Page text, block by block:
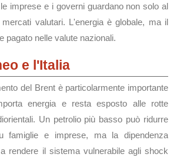
imprese e i governi guardano non solo al
valutari. L'energia è globale, ma il
pagato nelle valute nazionali.
e l'Italia
del Brent è particolarmente importante
energia e resta esposto alle rotte
Un petrolio più basso può ridurre
famiglie e imprese, ma la dipendenza
rendere il sistema vulnerabile agli shock